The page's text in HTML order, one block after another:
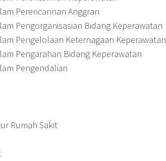
Perencannan Anggran
Pengorganisasian Bidang Keperawatan
Pengelolaan Keternagaan Keperawatan
Pengarahan Bidang Keperawatan
Pengendalian
Rumah Sakit